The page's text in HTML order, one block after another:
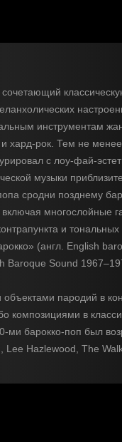
инструментам
хард-рок. Тем не
с лоу-фай-
музыки
сродни позднему
и
(англ. English
Sound
пародий в
в
барокко-поп был
Hazlewood, The